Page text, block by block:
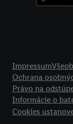
Impressum
Ochrana
Právo na
Informácie o
Cookies